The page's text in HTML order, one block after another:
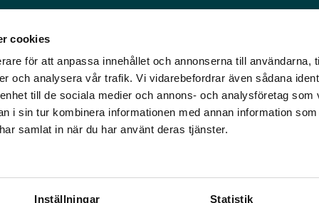
cookies
för att anpassa innehållet och annonserna till användarna,
och analysera vår trafik. Vi vidarebefordrar även sådana
till de sociala medier och annons- och analysföretag som
i sin tur kombinera informationen med annan information
samlat in när du har använt deras tjänster.
Inställningar Statistik
älskar trav!
vi skapat en
Länkar
Allmänna auktionsvillkor
Mobilvy